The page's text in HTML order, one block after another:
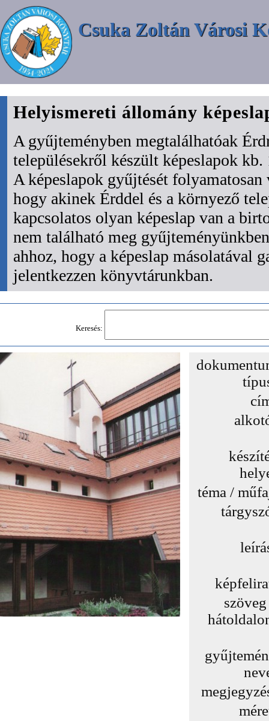
Csuka Zoltán Városi
Helyismereti állomány
A gyűjteményben megtalálhatóak
településekről készült képeslapok
A képeslapok gyűjtését
hogy akinek Érddel és a környező
kapcsolatos olyan képeslap van a
nem található meg
ahhoz, hogy a képeslap másolatával
jelentkezzen könyvtárunkban.
Keresés:
téma /
szöveg